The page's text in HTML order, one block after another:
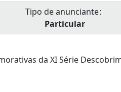
Tipo de anunciante
Particular
da XI Série